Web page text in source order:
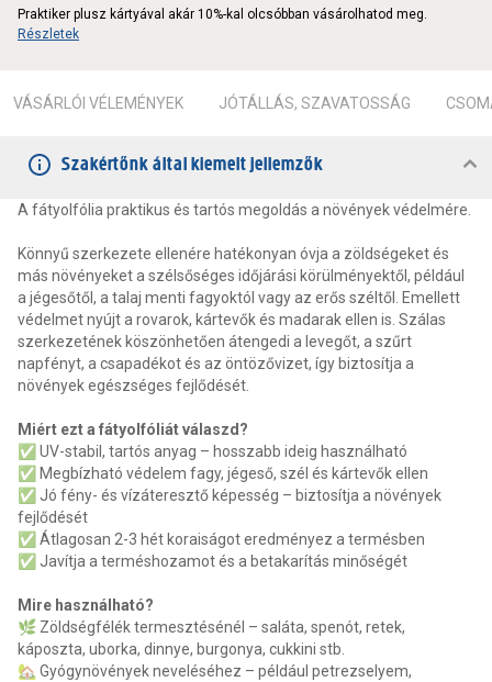
Praktiker plusz kártyával akár 10%-kal olcsóbban vásárolhatod meg.
Részletek
VÁSÁRLÓI VÉLEMÉNYEK JÓTÁLLÁS, SZAVATOSSÁG
Szakértőnk által kiemelt jellemzők
A fátyolfólia praktikus és tartós megoldás a növények védelmére.
Könnyű szerkezete ellenére hatékonyan óvja a zöldségeket és
más növényeket a szélsőséges időjárási körülményektől, például
a jégesőtől, a talaj menti fagyoktól vagy az erős széltől. Emellett
védelmet nyújt a rovarok, kártevők és madarak ellen is. Szálas
szerkezetének köszönhetően átengedi a levegőt, a szűrt
napfényt, a csapadékot és az öntözővizet, így biztosítja a
növények egészséges fejlődését.
Miért ezt a fátyolfóliát válaszd?
✅ UV-stabil, tartós anyag – hosszabb ideig használható
✅ Megbízható védelem fagy, jégeső, szél és kártevők ellen
✅ Jó fény- és vízáteresztő képesség – biztosítja a növények
fejlődését
✅ Átlagosan 2-3 hét koraiságot eredményez a termésben
✅ Javítja a terméshozamot és a betakarítás minőségét
Mire használható?
🌿 Zöldségfélék termesztésénél – saláta, spenót, retek,
káposzta, uborka, dinnye, burgonya, cukkini stb.
🏡 Gyógynövények neveléséhez – például petrezselyem,